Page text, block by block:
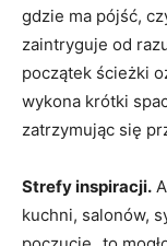
gdzie ma pójść,
zaintryguje od
początek ścieżki
wykona krótki
zatrzymując się
Strefy inspiracji.
kuchni, salonów,